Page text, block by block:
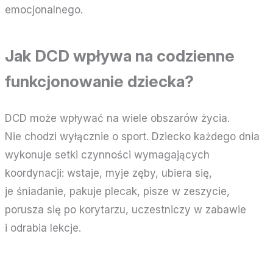
emocjonalnego.
Jak DCD wpływa na codzienne
funkcjonowanie dziecka?
DCD może wpływać na wiele obszarów życia.
Nie chodzi wyłącznie o sport. Dziecko każdego dnia
wykonuje setki czynności wymagających
koordynacji: wstaje, myje zęby, ubiera się,
je śniadanie, pakuje plecak, pisze w zeszycie,
porusza się po korytarzu, uczestniczy w zabawie
i odrabia lekcje.